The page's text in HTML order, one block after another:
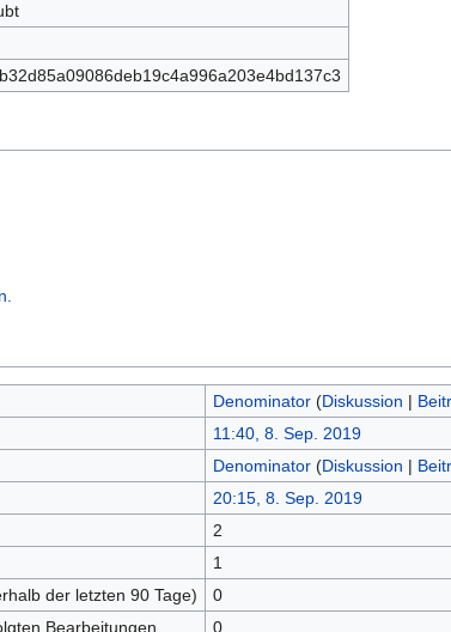
Denominator (Diskussion |
11:40, 8. Sep. 2019
Denominator (Diskussion |
20:15, 8. Sep. 2019
2
1
der letzten 90 Tage)
0
Bearbeitungen
0